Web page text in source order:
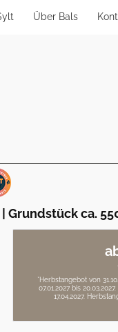
Über Bals
Grundstück ca.
*Herbstangebot von
07.01.2027 bis
17.04.2027.